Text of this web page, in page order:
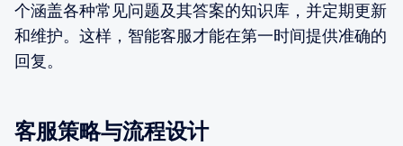
个涵盖各种常见问题及其答案的知识库，并定期更新
和维护。这样，智能客服才能在第一时间提供准确的
回复。
客服策略与流程设计